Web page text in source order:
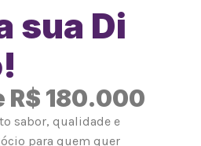
sua Di
R$ 180.000
sabor, qualidade e
para quem quer